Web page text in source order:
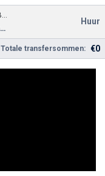
Feralpisalò Berretti
ASD Vighenzi Calcio
Huur
Totale transfersommen: €0